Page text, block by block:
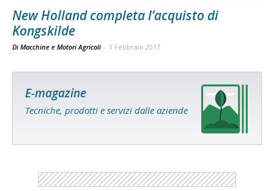
New Holland completa l’acquisto di
Kongskilde
Di Macchine e Motori Agricoli - 1 Febbraio 2017
E-magazine
Tecniche, prodotti e servizi dalle aziende